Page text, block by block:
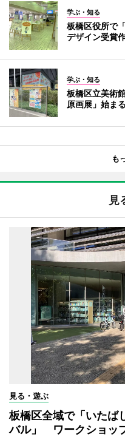
学ぶ・知る
板橋区役所で
デザイン受賞
学ぶ・知る
板橋区立美術
原画展」始まる
も
見
見る・遊ぶ
板橋区全域で「いたば
バル」 ワークショッ